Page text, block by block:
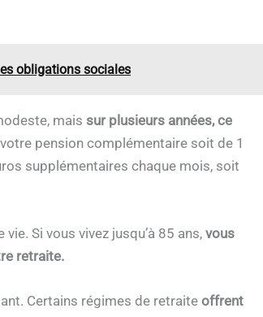
obligations sociales
mais sur plusieurs années, ce
pension complémentaire soit de 1
supplémentaires chaque mois, soit
Si vous vivez jusqu’à 85 ans, vous
retraite.
Certains régimes de retraite offrent